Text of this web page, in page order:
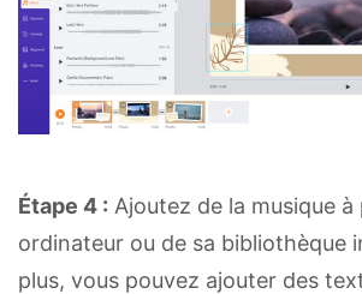
Étape 4 : Ajoutez de la musique
ordinateur ou de sa bibliothèque
plus, vous pouvez ajouter des